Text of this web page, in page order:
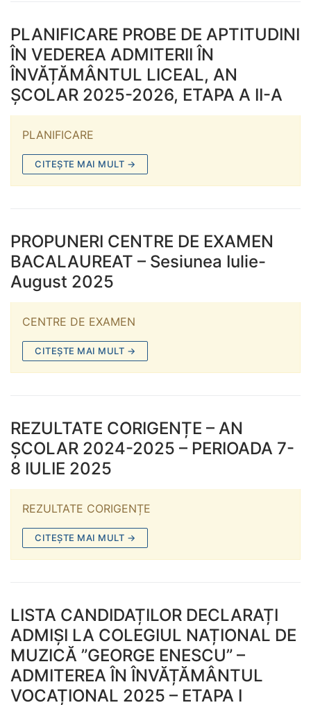
PLANIFICARE PROBE DE APTITUDINI
ÎN VEDEREA ADMITERII ÎN
ÎNVĂȚĂMÂNTUL LICEAL, AN
ȘCOLAR 2025-2026, ETAPA A II-A
PLANIFICARE
CITEȘTE MAI MULT →
PROPUNERI CENTRE DE EXAMEN
BACALAUREAT – Sesiunea Iulie-
August 2025
CENTRE DE EXAMEN
CITEȘTE MAI MULT →
REZULTATE CORIGENȚE – AN
ȘCOLAR 2024-2025 – PERIOADA 7-
8 IULIE 2025
REZULTATE CORIGENȚE
CITEȘTE MAI MULT →
LISTA CANDIDAȚILOR DECLARAȚI
ADMIȘI LA COLEGIUL NAȚIONAL DE
MUZICĂ ”GEORGE ENESCU” –
ADMITEREA ÎN ÎNVĂȚĂMÂNTUL
VOCAȚIONAL 2025 – ETAPA I